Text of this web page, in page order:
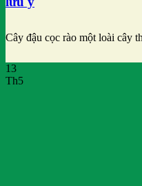
Cây đậu cọc rào một loài cây
13
Th5